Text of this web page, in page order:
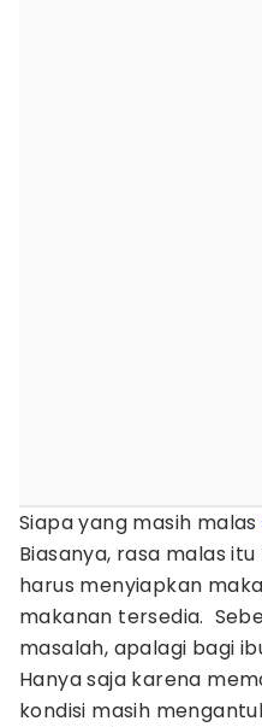
Siapa yang masih malas
Biasanya, rasa malas
harus menyiapkan
makanan tersedia.
masalah, apalagi bagi
Hanya saja karena
kondisi masih